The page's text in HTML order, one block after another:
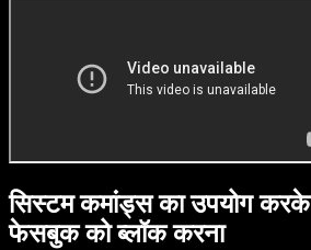
सिस्टम कमांड्स का उपयोग
फेसबुक को ब्लॉक करना